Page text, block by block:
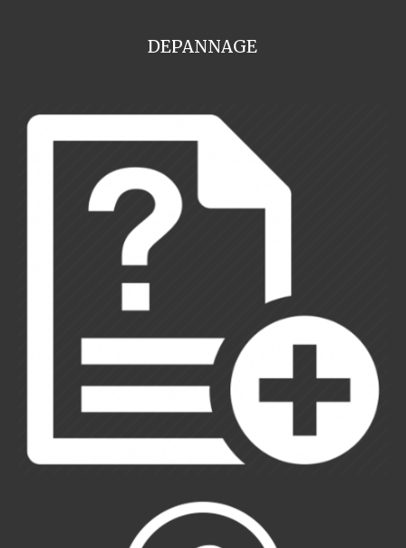
DEPANNAGE